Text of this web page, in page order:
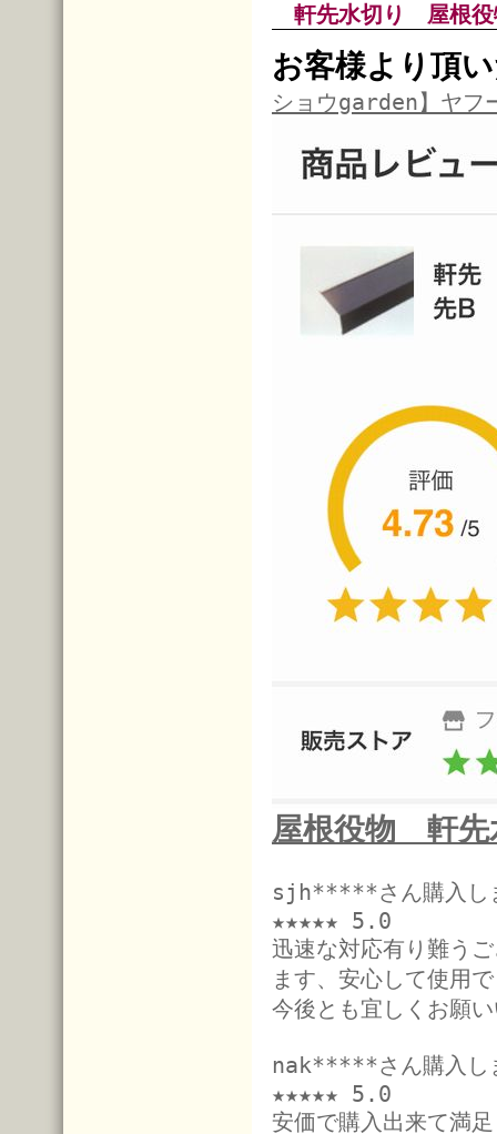
軒先水切り 屋根
お客様より頂
ショウgarden】ヤフ
屋根役物 軒
sjh*****さん購入し
★★★★★ 5.0
迅速な対応有り難う
ます、安心して使用
今後とも宜しくお願
nak*****さん購入し
★★★★★ 5.0
安価で購入出来て満